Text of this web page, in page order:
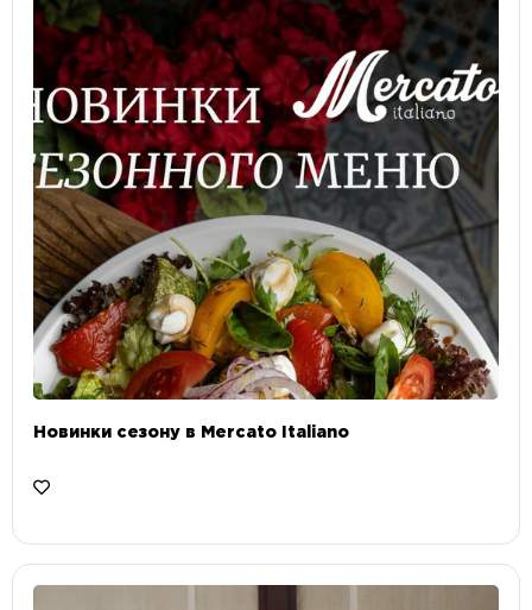
Новинки сезону в Mercato Italiano